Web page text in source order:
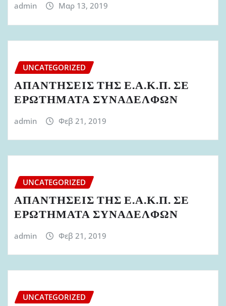
admin Μαρ 13, 2019
UNCATEGORIZED
ΑΠΑΝΤΗΣΕΙΣ ΤΗΣ Ε.Α.Κ.Π. ΣΕ
ΕΡΩΤΗΜΑΤΑ ΣΥΝΑΔΕΛΦΩΝ
admin Φεβ 21, 2019
UNCATEGORIZED
ΑΠΑΝΤΗΣΕΙΣ ΤΗΣ Ε.Α.Κ.Π. ΣΕ
ΕΡΩΤΗΜΑΤΑ ΣΥΝΑΔΕΛΦΩΝ
admin Φεβ 21, 2019
UNCATEGORIZED